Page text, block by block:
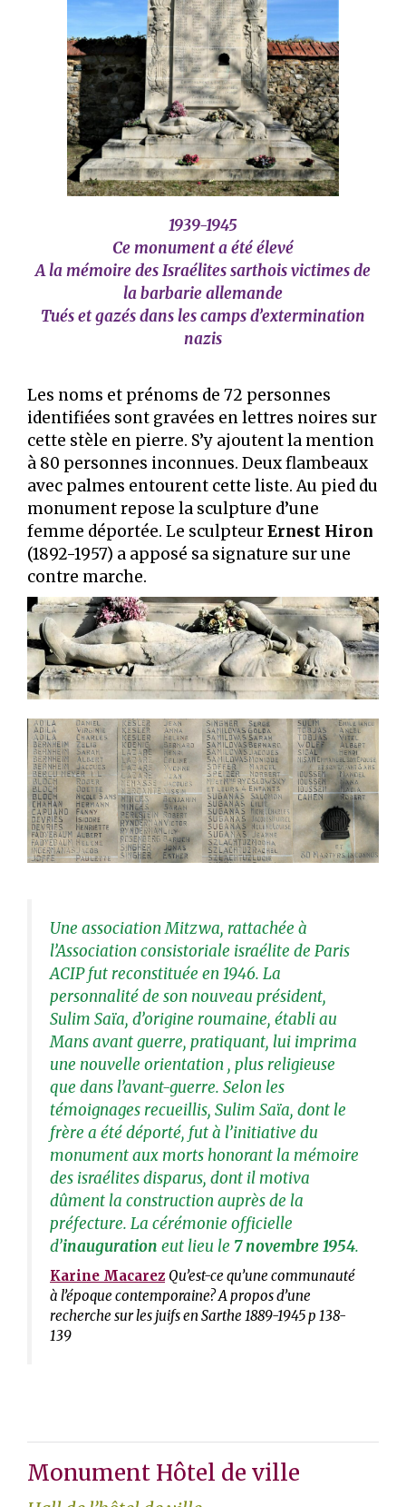
1939-1945
Ce monument a été élevé
A la mémoire des Israélites sarthois victimes de
la barbarie allemande
Tués et gazés dans les camps d’extermination
nazis
Les noms et prénoms de 72 personnes
identifiées sont gravées en lettres noires sur
cette stèle en pierre. S’y ajoutent la mention
à 80 personnes inconnues. Deux flambeaux
avec palmes entourent cette liste. Au pied du
monument repose la sculpture d’une
femme déportée. Le sculpteurErnest Hiron
(1892-1957) a apposé sa signature sur une
contre marche.
Une association Mitzwa, rattachée à
l’Association consistoriale israélite de Paris
ACIP fut reconstituée en 1946. La
personnalité de son nouveau président,
Sulim Saïa, d’origine roumaine, établi au
Mans avant guerre, pratiquant, lui imprima
une nouvelle orientation , plus religieuse
que dans l’avant-guerre. Selon les
témoignages recueillis, Sulim Saïa, dont le
frère a été déporté, fut à l’initiative du
monument aux morts honorant la mémoire
des israélites disparus, dont il motiva
dûment la construction auprès de la
préfecture. La cérémonie officielle
d’inauguration eut lieu le 7 novembre 1954.
Karine Macarez Qu’est-ce qu’une communauté
à l’époque contemporaine? A propos d’une
recherche sur les juifs en Sarthe 1889-1945 p 138-
139
Monument Hôtel de ville